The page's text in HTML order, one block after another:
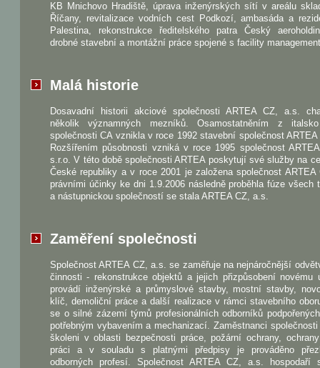
KB Mnichovo Hradiště, úprava inženýrských sítí v areálu
Říčany, revitalizace vodních cest Podkozí, ambasáda a
Palestina, rekonstrukce ředitelského patra Český
drobné stavební a montážní práce spojené s facility
Malá historie
Dosavadní historii akciové společnosti ARTEA CZ, a.s.
několik významných mezníků. Osamostatněním z
společnosti CA vznikla v roce 1992 stavební společnost
Rozšířením působnosti vzniká v roce 1995 společnost
s.r.o. V této době společnosti ARTEA poskytují své služby na
České republiky a v roce 2001 je založena společnost
právními účinky ke dni 1.9.2006 následně proběhla fúze všech
a nástupnickou společností se stala ARTEA CZ, a.s.
Zaměření společnosti
Společnost ARTEA CZ, a.s. se zaměřuje na nejnáročnější
činnosti - rekonstrukce objektů a jejich přizpůsobení novému
provádí inženýrské a průmyslové stavby, mostní stavby,
klíč, demoliční práce a další realizace v rámci stavebního
se o silné zázemí týmů profesionálních odborníků
potřebným vybavením a mechanizací. Zaměstnanci společnosti
školeni v oblasti bezpečnosti práce, požární ochrany,
práci a v souladu s platnými předpisy je prováděno
odborných profesí. Společnost ARTEA CZ, a.s. hospodaří